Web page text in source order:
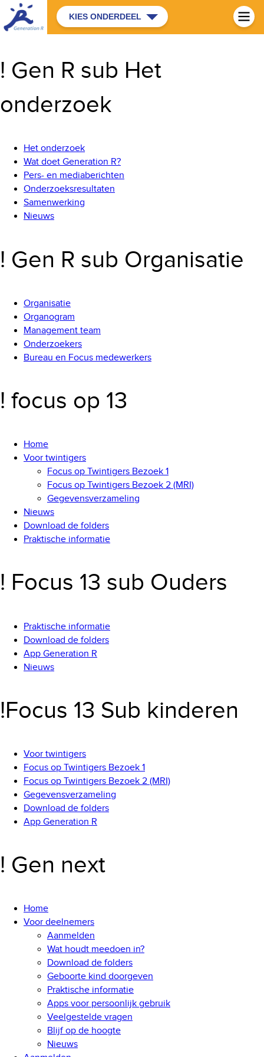
KIES ONDERDEEL
! Gen R sub Het
onderzoek
Het onderzoek
Wat doet Generation R?
Pers- en mediaberichten
Onderzoeksresultaten
Samenwerking
Nieuws
! Gen R sub Organisatie
Organisatie
Organogram
Management team
Onderzoekers
Bureau en Focus medewerkers
! focus op 13
Home
Voor twintigers
Focus op Twintigers Bezoek 1
Focus op Twintigers Bezoek 2 (MRI)
Gegevensverzameling
Nieuws
Download de folders
Praktische informatie
! Focus 13 sub Ouders
Praktische informatie
Download de folders
App Generation R
Nieuws
!Focus 13 Sub kinderen
Voor twintigers
Focus op Twintigers Bezoek 1
Focus op Twintigers Bezoek 2 (MRI)
Gegevensverzameling
Download de folders
App Generation R
! Gen next
Home
Voor deelnemers
Aanmelden
Wat houdt meedoen in?
Download de folders
Geboorte kind doorgeven
Praktische informatie
Apps voor persoonlijk gebruik
Veelgestelde vragen
Blijf op de hoogte
Nieuws